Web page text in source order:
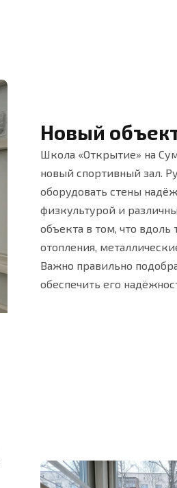
Новый
Школа «Открытие» на
новый спортивный зал.
оборудовать стены
физкультурой и
объекта в том, что
отопления,
Важно правильно
обеспечить его